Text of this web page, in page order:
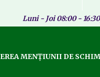
Luni - Joi 08:00 -
MENȚIUNII DE